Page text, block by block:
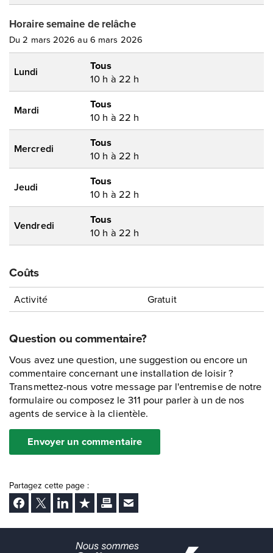
Horaire semaine de relâche
Du 2 mars 2026 au 6 mars 2026
Lundi Tous
10 h à 22 h
Mardi Tous
10 h à 22 h
Mercredi Tous
10 h à 22 h
Jeudi Tous
10 h à 22 h
Vendredi Tous
10 h à 22 h
Coûts
Activité Gratuit
Question ou commentaire?
Vous avez une question, une suggestion ou encore un
commentaire concernant une installation de loisir ?
Transmettez-nous votre message par l'entremise de notre
formulaire ou composez le 311 pour parler à un de nos
agents de service à la clientèle.
Envoyer un commentaire
Partagez cette page :
Facebook
Twitter LinkedInAjouter aux favoris
ImprimerEnvoyer Ã un ami